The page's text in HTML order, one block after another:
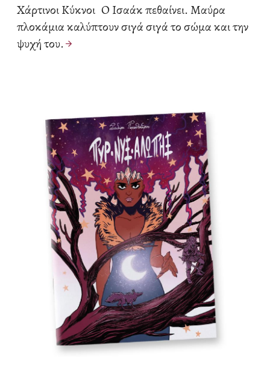
Χάρτινοι Κύκνοι Ο Ισαάκ πεθαίνει. Μαύρα
πλοκάμια καλύπτουν σιγά σιγά το σώμα και την
ψυχή του.